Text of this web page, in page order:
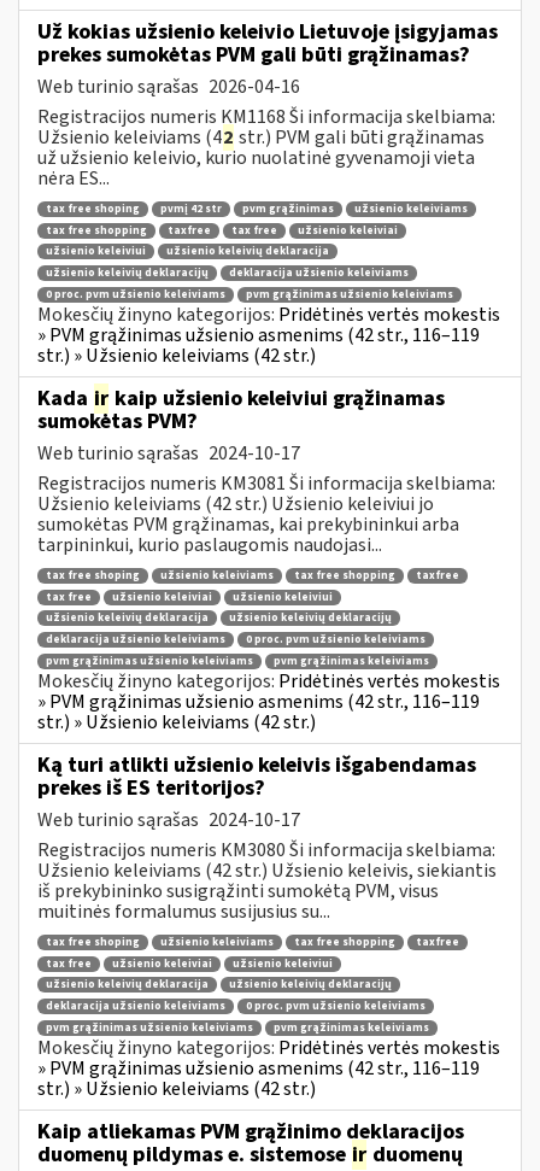
Už kokias užsienio keleivio Lietuvoje įsigyjamas
prekes sumokėtas PVM gali būti grąžinamas?
Web turinio sąrašas 2026-04-16
Registracijos numeris KM1168 Ši informacija skelbiama:
Užsienio keleiviams (42 str.) PVM gali būti grąžinamas
už užsienio keleivio, kurio nuolatinė gyvenamoji vieta
nėra ES...
tax free shoping pvmį 42 str pvm grąžinimas
užsienio keleiviams
tax free shopping
taxfree tax free
užsienio keleiviai
užsienio keleiviui
užsienio keleivių deklaracija
užsienio keleivių deklaracijų
deklaracija užsienio keleiviams
0 proc. pvm užsienio keleiviams
pvm grąžinimas užsienio keleiviams
Mokesčių žinyno kategorijos: Pridėtinės vertės mokestis
» PVM grąžinimas užsienio asmenims (42 str., 116–119
str.) » Užsienio keleiviams (42 str.)
Kada ir kaip užsienio keleiviui grąžinamas
sumokėtas PVM?
Web turinio sąrašas 2024-10-17
Registracijos numeris KM3081 Ši informacija skelbiama:
Užsienio keleiviams (42 str.) Užsienio keleiviui jo
sumokėtas PVM grąžinamas, kai prekybininkui arba
tarpininkui, kurio paslaugomis naudojasi...
tax free shoping užsienio keleiviams tax free shopping
taxfree
tax free
užsienio keleiviai
užsienio keleiviui
užsienio keleivių deklaracija
užsienio keleivių deklaracijų
deklaracija užsienio keleiviams
0 proc. pvm užsienio keleiviams
pvm grąžinimas užsienio keleiviams
pvm grąžinimas keleiviams
Mokesčių žinyno kategorijos: Pridėtinės vertės mokestis
» PVM grąžinimas užsienio asmenims (42 str., 116–119
str.) » Užsienio keleiviams (42 str.)
Ką turi atlikti užsienio keleivis išgabendamas
prekes iš ES teritorijos?
Web turinio sąrašas 2024-10-17
Registracijos numeris KM3080 Ši informacija skelbiama:
Užsienio keleiviams (42 str.) Užsienio keleivis, siekiantis
iš prekybininko susigrąžinti sumokėtą PVM, visus
muitinės formalumus susijusius su...
tax free shoping užsienio keleiviams tax free shopping
taxfree
tax free
užsienio keleiviai
užsienio keleiviui
užsienio keleivių deklaracija
užsienio keleivių deklaracijų
deklaracija užsienio keleiviams
0 proc. pvm užsienio keleiviams
pvm grąžinimas užsienio keleiviams
pvm grąžinimas keleiviams
Mokesčių žinyno kategorijos: Pridėtinės vertės mokestis
» PVM grąžinimas užsienio asmenims (42 str., 116–119
str.) » Užsienio keleiviams (42 str.)
Kaip atliekamas PVM grąžinimo deklaracijos
duomenų pildymas e. sistemose ir duomenų